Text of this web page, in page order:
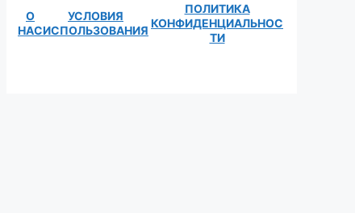
О
НАС
УСЛОВИЯ
ИСПОЛЬЗОВАНИЯ
ПОЛИТИКА
КОНФИДЕНЦИАЛЬНОС
ТИ